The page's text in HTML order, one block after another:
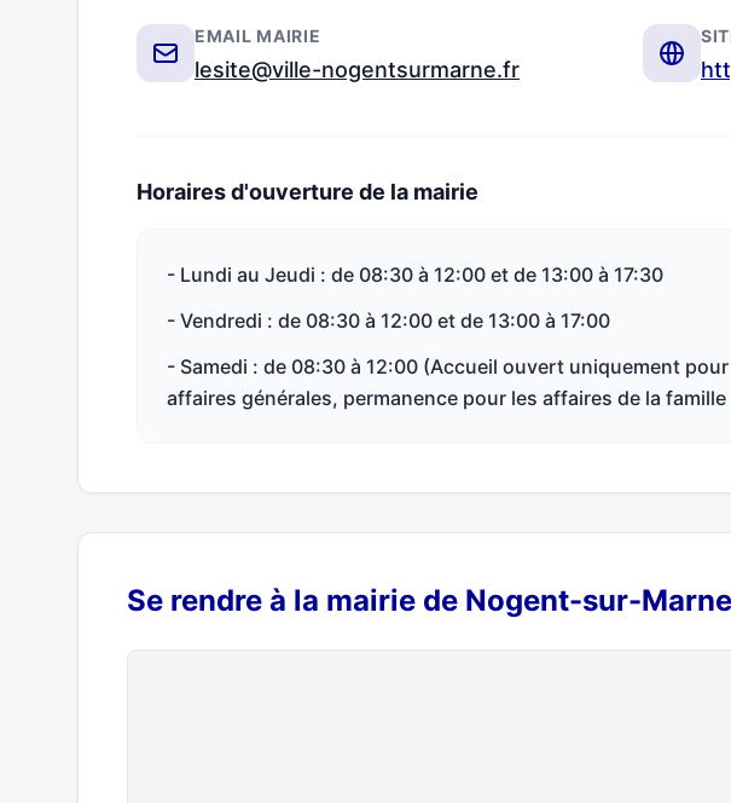
EMAIL MAIRIE
lesite@ville-nogentsurmarne.fr
Horaires d'ouverture de la mairie
- Lundi au Jeudi : de 08:30 à 12:00 et de 13:00 à 17:30
- Vendredi : de 08:30 à 12:00 et de 13:00 à 17:00
- Samedi : de 08:30 à 12:00 (Accueil ouvert uniquement
affaires générales, permanence pour les affaires de la
Se rendre à la mairie de Nogent-sur-Marne